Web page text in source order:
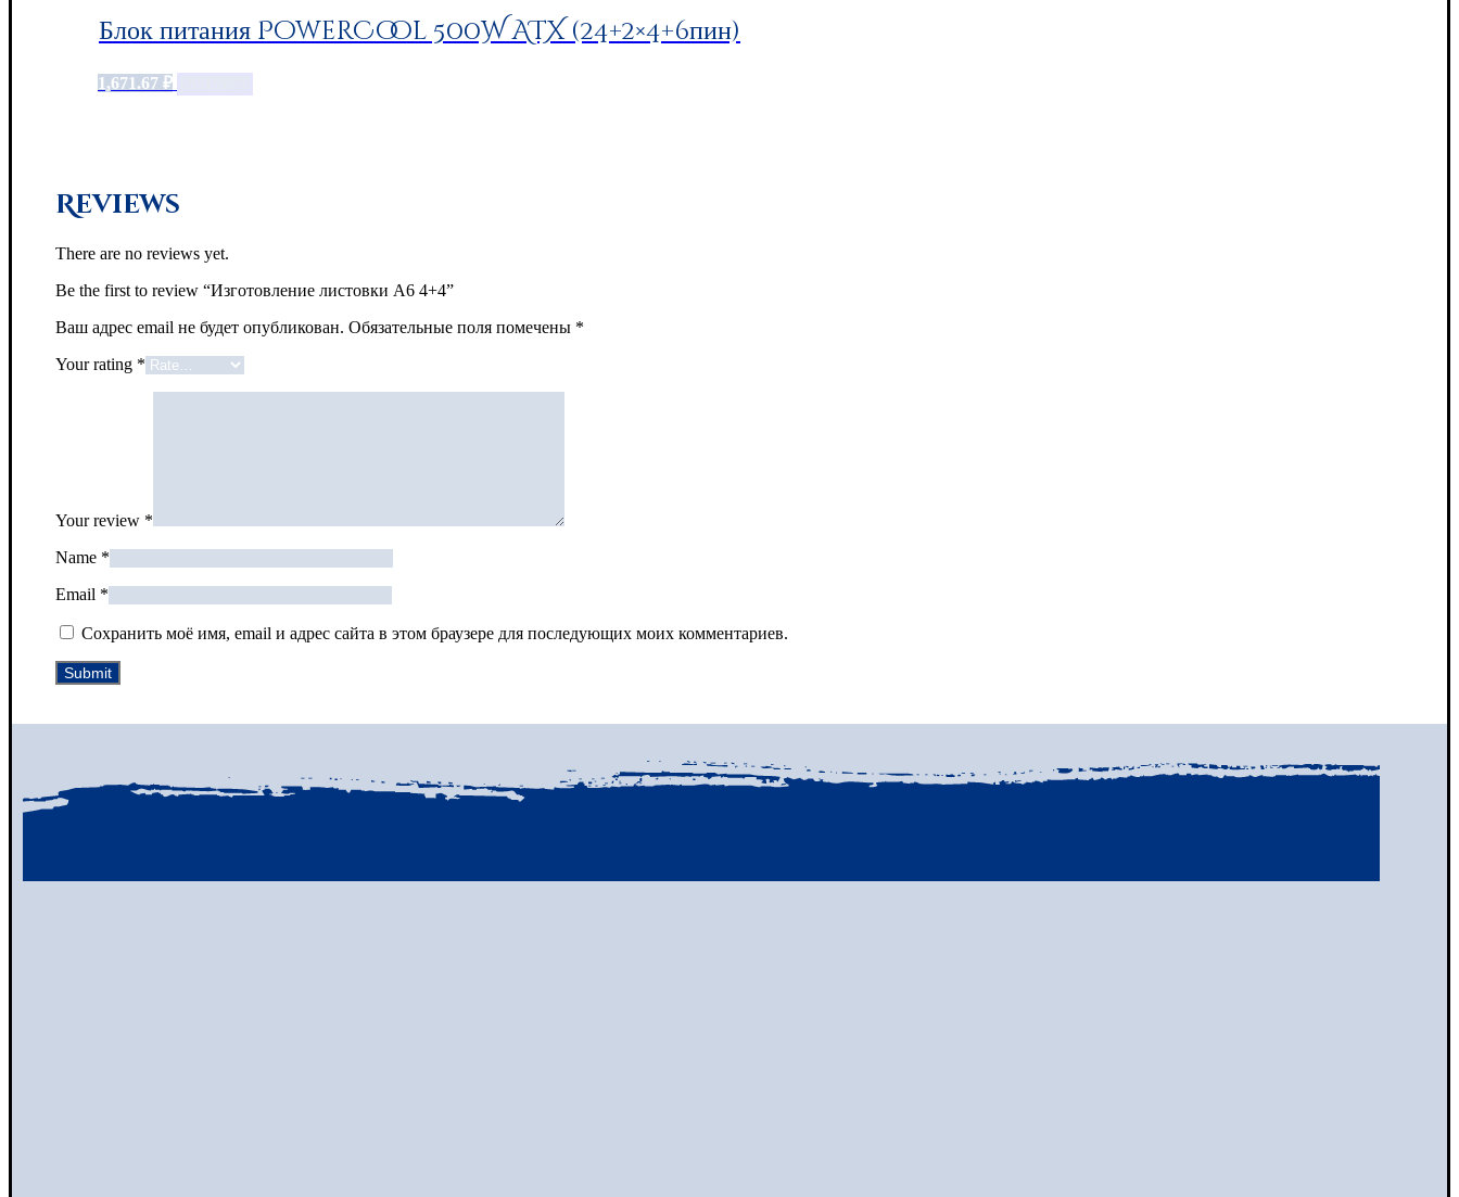
Блок питания PowerCool 500W ATX (24+2×4+6пин)
1,671.67 ₽
Reviews
There are no reviews yet.
Be the first to review “Изготовление листовки А6 4+4”
Ваш адрес email не будет опубликован. Обязательные поля помечены *
Your rating *
Your review *
Name *
Email *
Сохранить моё имя, email и адрес сайта в этом браузере для последующих моих комментариев.